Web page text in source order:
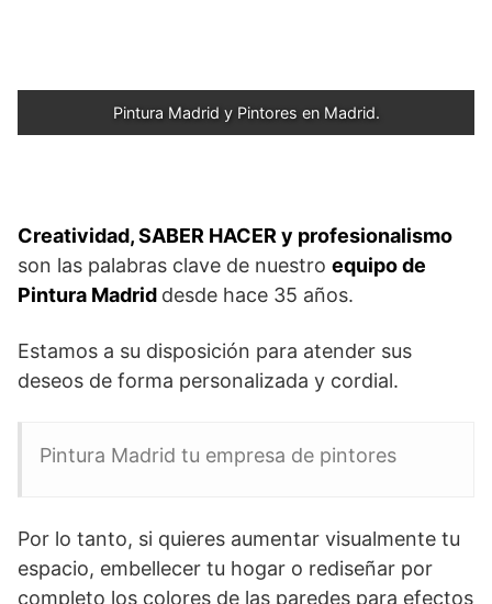
Pintura Madrid y Pintores en Madrid.
Creatividad, SABER HACER y profesionalismo
son las palabras clave de nuestro equipo de
Pintura Madrid desde hace 35 años.
Estamos a su disposición para atender sus
deseos de forma personalizada y cordial.
Pintura Madrid tu empresa de pintores
Por lo tanto, si quieres aumentar visualmente tu
espacio, embellecer tu hogar o rediseñar por
completo los colores de las paredes para efectos